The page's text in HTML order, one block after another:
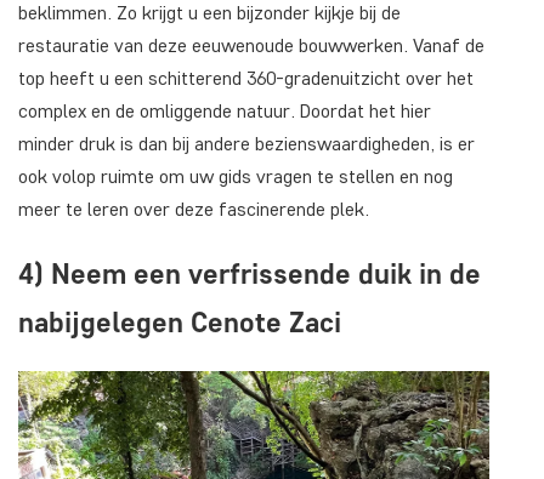
beklimmen. Zo krijgt u een bijzonder kijkje bij de
restauratie van deze eeuwenoude bouwwerken. Vanaf de
top heeft u een schitterend 360-gradenuitzicht over het
complex en de omliggende natuur. Doordat het hier
minder druk is dan bij andere bezienswaardigheden, is er
ook volop ruimte om uw gids vragen te stellen en nog
meer te leren over deze fascinerende plek.
4) Neem een verfrissende duik in de
nabijgelegen Cenote Zaci